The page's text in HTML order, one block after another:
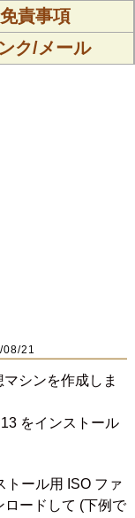
免責事項
ク/メール
08/21
シンを作成しま
をインストール
トール用 ISO ファ
ードして (下例で